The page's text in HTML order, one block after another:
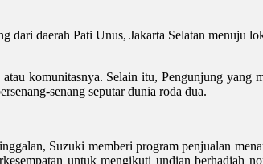
dari daerah Pati Unus, Jakarta Selatan menuju
komunitasnya. Selain itu, Pengunjung yang
senang seputar dunia roda dua.
Suzuki memberi program penjualan
untuk mengikuti undian berhadiah